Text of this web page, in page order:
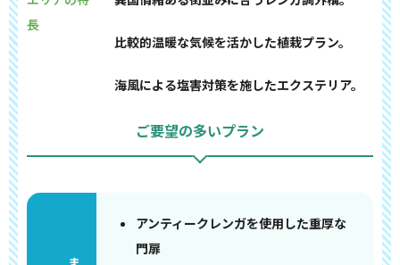
長
比較的温暖な気候を活かした植栽プラン。
海風による塩害対策を施したエクステリア。
ご要望の多いプラン
アンティークレンガを使用した重厚な
門扉